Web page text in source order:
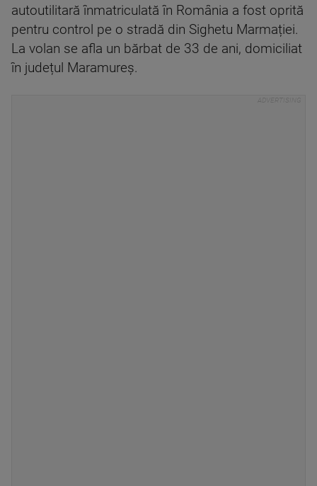
autoutilitară înmatriculată în România a fost oprită
pentru control pe o stradă din Sighetu Marmației.
La volan se afla un bărbat de 33 de ani, domiciliat
în județul Maramureș.